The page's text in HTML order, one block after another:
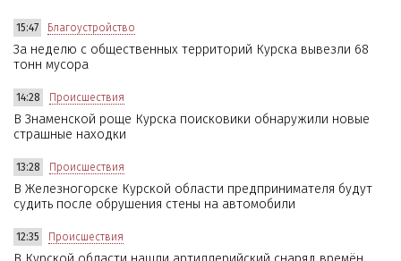
15:47 Благоустройство
За неделю с общественных территорий Курска вывезли 68
тонн мусора
14:28 Происшествия
В Знаменской роще Курска поисковики обнаружили новые
страшные находки
13:28 Происшествия
В Железногорске Курской области предпринимателя будут
судить после обрушения стены на автомобили
12:35 Происшествия